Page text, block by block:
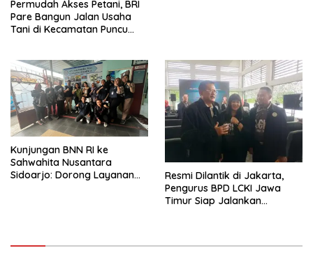
Permudah Akses Petani, BRI
Pare Bangun Jalan Usaha
Tani di Kecamatan Puncu
Kunjungan BNN RI ke
Sahwahita Nusantara
Sidoarjo: Dorong Layanan
Resmi Dilantik di Jakarta,
Pengurus BPD LCKI Jawa
Timur Siap Jalankan